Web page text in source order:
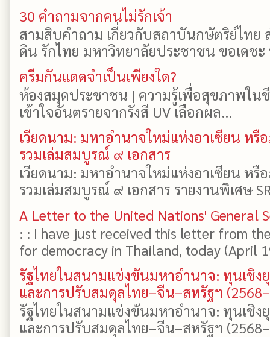
30 คำถามจากคนไม่รักเจ้า
สามสิบคำถาม เกี่ยวกับสถาบันกษัตริย์ไทย
ดิน รักไทย มหาวิทยาลัยประชาชน ขอเดช
ครีมกันแดดจำเป็นเพียงใด?
ห้องสมุดประชาชน | ความรู้เพื่อสุขภาพใน
เข้าใจอันตรายจากรังสี UV เลือกผล...
เวียดนาม: มหาอำนาจใหม่แห่งอาเซียน ห
รวมเล่มสมบูรณ์ ๙ เอกสาร
เวียดนาม: มหาอำนาจใหม่แห่งอาเซียน ห
รวมเล่มสมบูรณ์ ๙ เอกสาร รายงานพิเศษ
A Letter to the United Nations' General
: : I have just received this letter from
for democracy in Thailand, today (April
รัฐไทยในสนามแข่งขันมหาอำนาจ: ทุนเชิง
และการปรับสมดุลไทย–จีน–สหรัฐฯ
รัฐไทยในสนามแข่งขันมหาอำนาจ: ทุนเชิง
และการปรับสมดุลไทย–จีน–สหรัฐฯ